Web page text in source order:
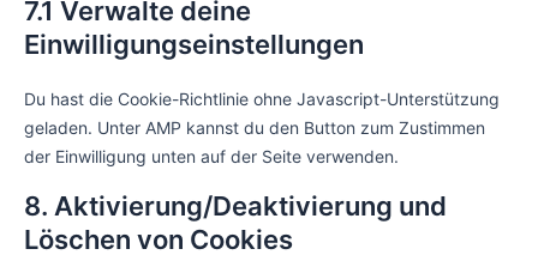
7.1 Verwalte deine
Einwilligungseinstellungen
Du hast die Cookie-Richtlinie ohne Javascript-Unterstützung
geladen. Unter AMP kannst du den Button zum Zustimmen
der Einwilligung unten auf der Seite verwenden.
8. Aktivierung/Deaktivierung und
Löschen von Cookies